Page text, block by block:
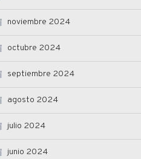
noviembre 2024
octubre 2024
septiembre 2024
agosto 2024
julio 2024
junio 2024